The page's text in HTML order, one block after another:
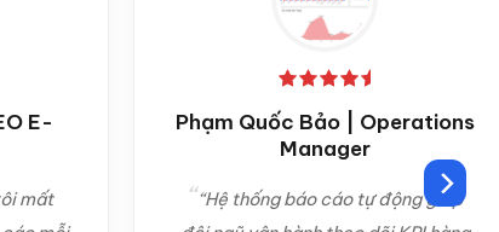
Phạm Quốc Bảo | Operations
Manager
“Hệ thống báo cáo tự động giúp